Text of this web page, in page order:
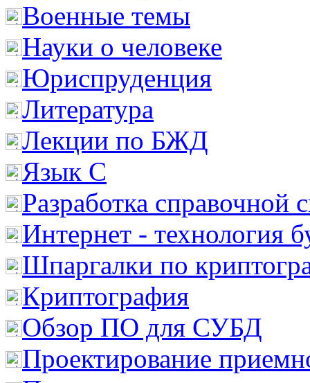
Военные темы
Науки о человеке
Юриспруденция
Литература
Лекции по БЖД
Язык С
Разработка справочной
Интернет - технология
Шпаргалки по
Криптография
Обзор ПО для СУБД
Проектирование